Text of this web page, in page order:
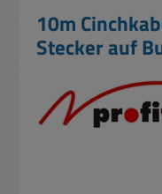
10m
Stecker auf